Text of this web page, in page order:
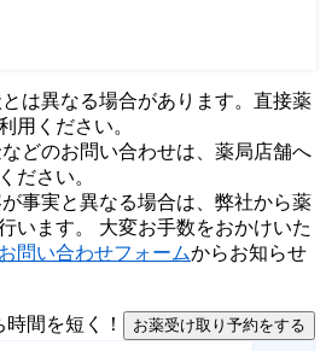
は異なる場合があります。直接薬
用ください。
どのお問い合わせは、薬局店舗へ
ださい。
事実と異なる場合は、弊社から薬
います。 大変お手数をおかけいた
お問い合わせフォームからお知らせ
お薬受け取り予約をする